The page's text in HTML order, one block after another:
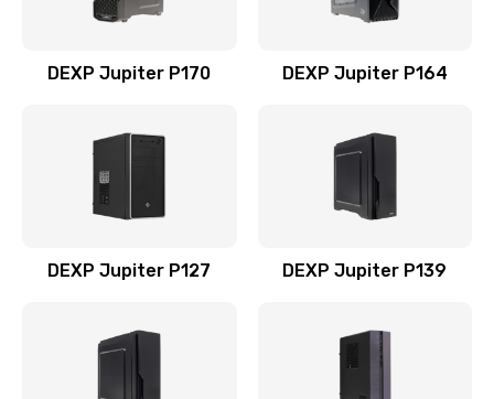
DEXP Jupiter P170 DEXP Jupiter P164
DEXP Jupiter P127 DEXP Jupiter P139